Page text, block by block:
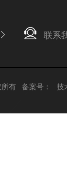
联系
所有 备案号： 技